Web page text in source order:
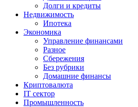
Долги и кредиты
Недвижимость
Ипотека
Экономика
Управление финансами
Разное
Сбережения
Без рубрики
Домашние финансы
Криптовалюта
IT сектор
Промышленность